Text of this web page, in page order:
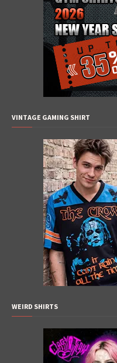
VINTAGE GAMING SHIRT
WEIRD SHIRTS